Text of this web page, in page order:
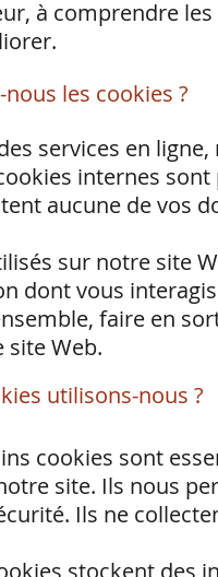
à comprendre
les cookies ?
services en
internes
aucune de vos
sur notre site
dont vous
faire en
site Web.
utilisons-nous ?
cookies sont
site. Ils nous
Ils ne
stockent des